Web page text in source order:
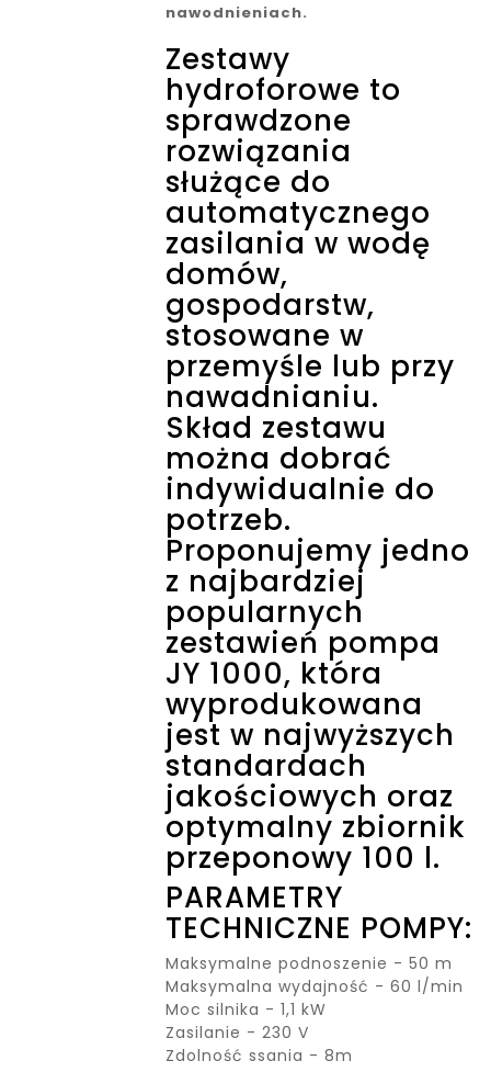
nawodnieniach.
Zestawy
hydroforowe to
sprawdzone
rozwiązania
służące do
automatycznego
zasilania w wodę
domów,
gospodarstw,
stosowane w
przemyśle lub przy
nawadnianiu.
Skład zestawu
można dobrać
indywidualnie do
potrzeb.
Proponujemy jedno
z najbardziej
popularnych
zestawień pompa
JY 1000, która
wyprodukowana
jest w najwyższych
standardach
jakościowych oraz
optymalny zbiornik
przeponowy 100 l.
PARAMETRY
TECHNICZNE POMPY:
Maksymalne podnoszenie - 50 m
Maksymalna wydajność - 60 l/min
Moc silnika - 1,1 kW
Zasilanie - 230 V
Zdolność ssania - 8m